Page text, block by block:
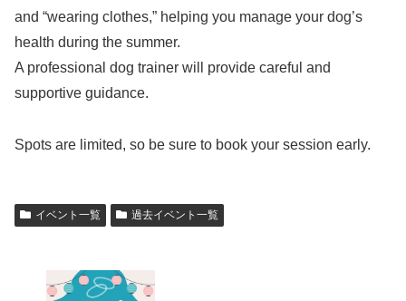
and “wearing clothes,” helping you manage your dog’s
health during the summer.
A professional dog trainer will provide careful and
supportive guidance.
Spots are limited, so be sure to book your session early.
イベント一覧 過去イベント一覧